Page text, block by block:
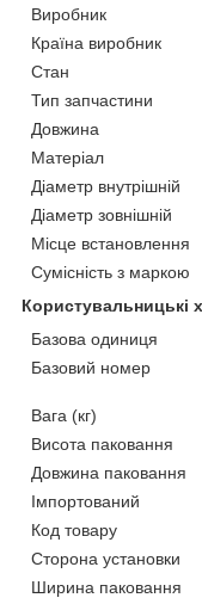
Виробник
Країна виробник
Стан
Тип запчастини
Довжина
Матеріал
Діаметр внутрішній
Діаметр зовнішній
Місце встановлення
Сумісність з маркою
Користувальницькі
Базова одиниця
Базовий номер
Вага (кг)
Висота паковання
Довжина паковання
Імпортований
Код товару
Сторона установки
Ширина паковання